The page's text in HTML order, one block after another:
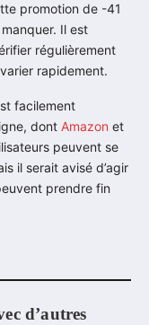
promotion de -41
Il est
régulièrement
rapidement.
facilement
dont Amazon et
peuvent se
il serait avisé d’agir
prendre fin
d’autres